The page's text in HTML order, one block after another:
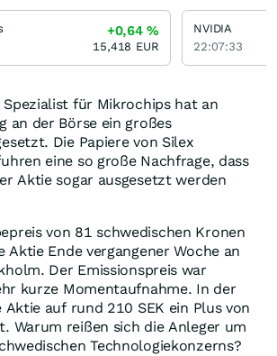
Spezialist für Mikrochips hat an
an der Börse ein großes
Die Papiere von Silex
eine so große Nachfrage, dass
Aktie sogar ausgesetzt werden
von 81 schwedischen Kronen
Aktie Ende vergangener Woche an
Der Emissionspreis war
kurze Momentaufnahme. In der
Aktie auf rund 210 SEK ein Plus von
Warum reißen sich die Anleger um
Technologiekonzerns?
+0,64%
15,418 EUR
NVIDIA
22:07:33